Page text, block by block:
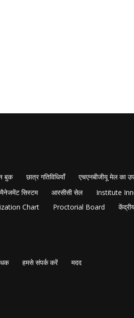
बुक छात्र गतिविधियाँ एचएनबीजीयू मेल का
मैनेजमेंट सिस्टम आरसीसी सेल Institute
Chart Proctorial Board
हमसे संपर्क करें मदद